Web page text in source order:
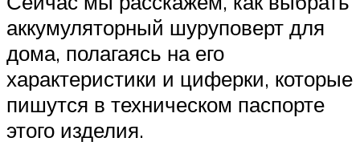
аккумуляторный шуруповерт для
дома, полагаясь на его
характеристики и циферки, которые
пишутся в техническом паспорте
этого изделия.